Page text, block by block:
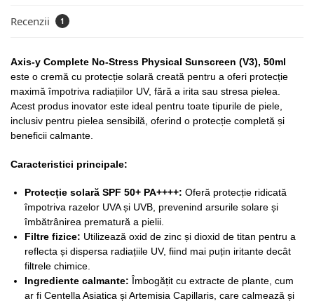
Recenzii 1
Axis-y Complete No-Stress Physical Sunscreen (V3), 50ml
este o cremă cu protecție solară creată pentru a oferi protecție
maximă împotriva radiațiilor UV, fără a irita sau stresa pielea.
Acest produs inovator este ideal pentru toate tipurile de piele,
inclusiv pentru pielea sensibilă, oferind o protecție completă și
beneficii calmante.
Caracteristici principale:
Protecție solară SPF 50+ PA++++: Oferă protecție ridicată
împotriva razelor UVA și UVB, prevenind arsurile solare și
îmbătrânirea prematură a pielii.
Filtre fizice: Utilizează oxid de zinc și dioxid de titan pentru a
reflecta și dispersa radiațiile UV, fiind mai puțin iritante decât
filtrele chimice.
Ingrediente calmante: Îmbogățit cu extracte de plante, cum
ar fi Centella Asiatica și Artemisia Capillaris, care calmează și